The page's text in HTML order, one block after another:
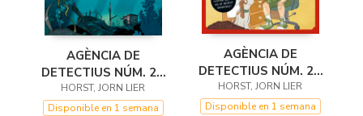
AGÈNCIA DE
DETECTIUS NÚM. 2 -
13. NAUFRAGI A LA
VI
HORST, JORN LIER
Disponible en 1 semana
AGÈNCIA DE
DETECTIUS NÚM. 2 -
EL MANUAL
HORST, JORN LIER
Disponible en 1 semana